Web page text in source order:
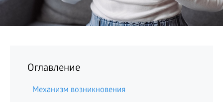
Оглавление
Механизм возникновения